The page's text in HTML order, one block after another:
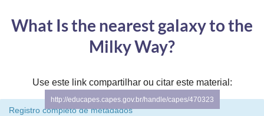
Controladoria-Geral da União
Ministério da Mulher, da Família e dos Direitos Humanos
Secretaria-Geral
Secretaria de Governo
What Is the nearest galaxy to the
Milky Way?
Use este link compartilhar ou citar este material:
http://educapes.capes.gov.br/handle/capes/470323
Registro completo de metadados